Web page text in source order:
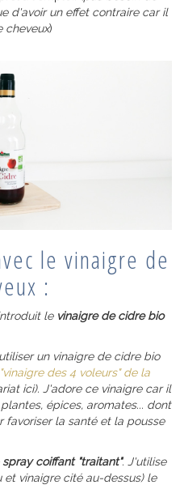
d'avoir un effet contraire car il
cheveux)
le vinaigre de
:
le vinaigre de cidre bio
un vinaigre de cidre bio
"vinaigre des 4 voleurs" de la
ici). J'adore ce vinaigre car il
épices, aromates... dont
favoriser la santé et la pousse
spray coiffant "traitant". J'utilise
vinaigre cité au-dessus) le